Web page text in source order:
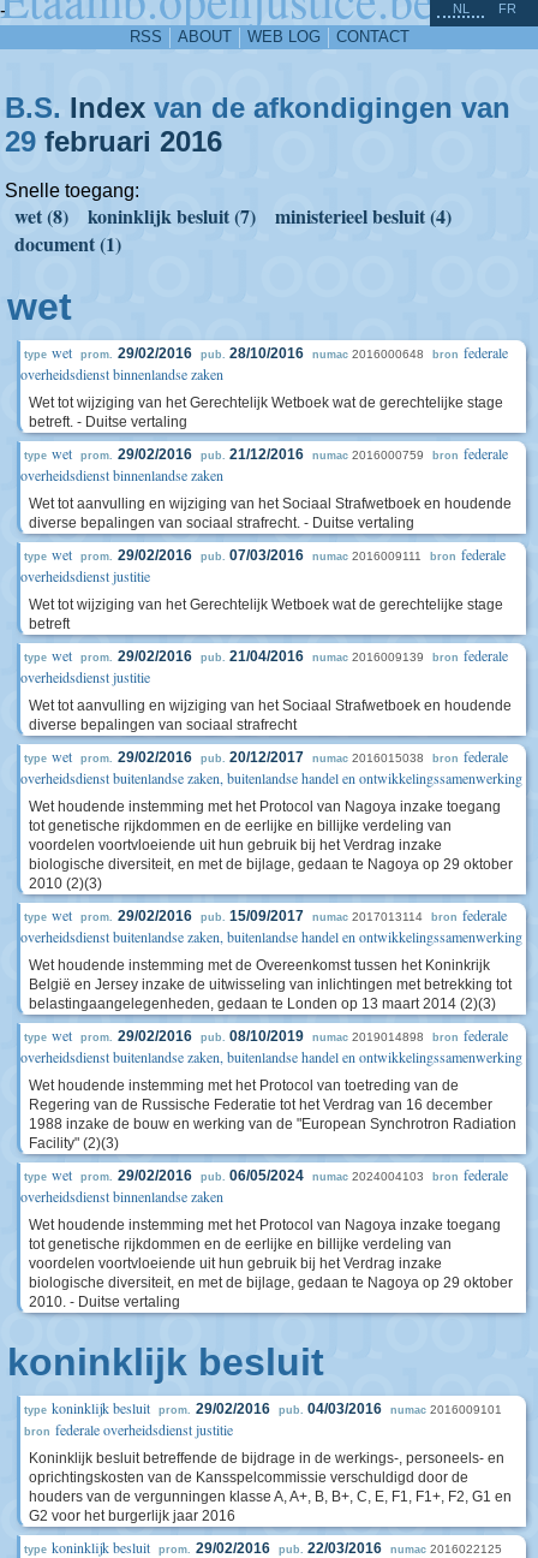
-
RSS ABOUT WEB LOG CONTACT
NL FR
B.S. Index van de afkondigingen van
29 februari 2016
Snelle toegang:
wet (8) koninklijk besluit (7)
ministerieel besluit (4)
document (1)
wet
type wet prom. 29/02/2016 pub. 28/10/2016 numac 2016000648 bron federale
overheidsdienst binnenlandse zaken
Wet tot wijziging van het Gerechtelijk Wetboek wat de gerechtelijke stage
betreft. - Duitse vertaling
type wet prom. 29/02/2016 pub. 21/12/2016 numac 2016000759 bron federale
overheidsdienst binnenlandse zaken
Wet tot aanvulling en wijziging van het Sociaal Strafwetboek en houdende
diverse bepalingen van sociaal strafrecht. - Duitse vertaling
type wet prom. 29/02/2016 pub. 07/03/2016 numac 2016009111 bron federale
overheidsdienst justitie
Wet tot wijziging van het Gerechtelijk Wetboek wat de gerechtelijke stage
betreft
type wet prom. 29/02/2016 pub. 21/04/2016 numac 2016009139 bron federale
overheidsdienst justitie
Wet tot aanvulling en wijziging van het Sociaal Strafwetboek en houdende
diverse bepalingen van sociaal strafrecht
type wet prom. 29/02/2016 pub. 20/12/2017 numac 2016015038 bron federale
overheidsdienst buitenlandse zaken, buitenlandse handel en ontwikkelingssamenwerking
Wet houdende instemming met het Protocol van Nagoya inzake toegang
tot genetische rijkdommen en de eerlijke en billijke verdeling van
voordelen voortvloeiende uit hun gebruik bij het Verdrag inzake
biologische diversiteit, en met de bijlage, gedaan te Nagoya op 29 oktober
2010 (2)(3)
type wet prom. 29/02/2016 pub. 15/09/2017 numac 2017013114 bron federale
overheidsdienst buitenlandse zaken, buitenlandse handel en ontwikkelingssamenwerking
Wet houdende instemming met de Overeenkomst tussen het Koninkrijk
België en Jersey inzake de uitwisseling van inlichtingen met betrekking tot
belastingaangelegenheden, gedaan te Londen op 13 maart 2014 (2)(3)
type wet prom. 29/02/2016 pub. 08/10/2019 numac 2019014898 bron federale
overheidsdienst buitenlandse zaken, buitenlandse handel en ontwikkelingssamenwerking
Wet houdende instemming met het Protocol van toetreding van de
Regering van de Russische Federatie tot het Verdrag van 16 december
1988 inzake de bouw en werking van de "European Synchrotron Radiation
Facility" (2)(3)
type wet prom. 29/02/2016 pub. 06/05/2024 numac 2024004103 bron federale
overheidsdienst binnenlandse zaken
Wet houdende instemming met het Protocol van Nagoya inzake toegang
tot genetische rijkdommen en de eerlijke en billijke verdeling van
voordelen voortvloeiende uit hun gebruik bij het Verdrag inzake
biologische diversiteit, en met de bijlage, gedaan te Nagoya op 29 oktober
2010. - Duitse vertaling
koninklijk besluit
type koninklijk besluit prom. 29/02/2016 pub. 04/03/2016 numac 2016009101
bron federale overheidsdienst justitie
Koninklijk besluit betreffende de bijdrage in de werkings-, personeels- en
oprichtingskosten van de Kansspelcommissie verschuldigd door de
houders van de vergunningen klasse A, A+, B, B+, C, E, F1, F1+, F2, G1 en
G2 voor het burgerlijk jaar 2016
type koninklijk besluit prom. 29/02/2016 pub. 22/03/2016 numac 2016022125
^